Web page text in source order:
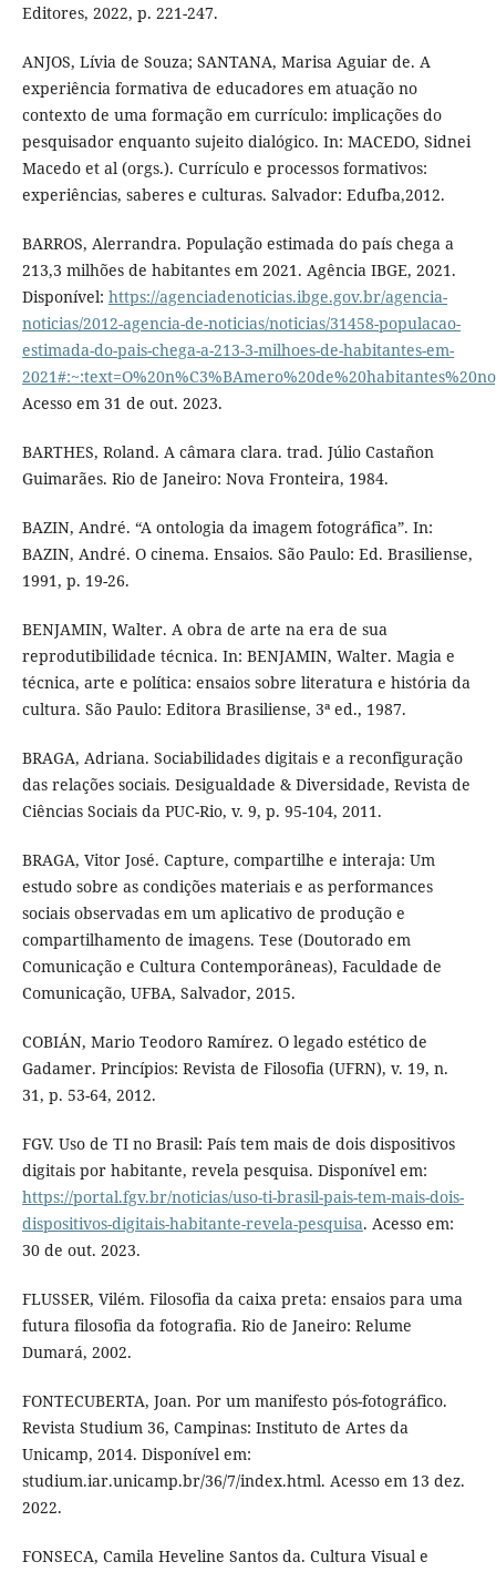
Editores, 2022, p. 221-247.
ANJOS, Lívia de Souza; SANTANA, Marisa Aguiar de. A
experiência formativa de educadores em atuação no
contexto de uma formação em currículo: implicações do
pesquisador enquanto sujeito dialógico. In: MACEDO, Sidnei
Macedo et al (orgs.). Currículo e processos formativos:
experiências, saberes e culturas. Salvador: Edufba,2012.
BARROS, Alerrandra. População estimada do país chega a
213,3 milhões de habitantes em 2021. Agência IBGE, 2021.
Disponível: https://agenciadenoticias.ibge.gov.br/agencia-
noticias/2012-agencia-de-noticias/noticias/31458-populacao-
estimada-do-pais-chega-a-213-3-milhoes-de-habitantes-em-
Acesso em 31 de out. 2023.
BARTHES, Roland. A câmara clara. trad. Júlio Castañon
Guimarães. Rio de Janeiro: Nova Fronteira, 1984.
BAZIN, André. “A ontologia da imagem fotográfica”. In:
BAZIN, André. O cinema. Ensaios. São Paulo: Ed. Brasiliense,
1991, p. 19-26.
BENJAMIN, Walter. A obra de arte na era de sua
reprodutibilidade técnica. In: BENJAMIN, Walter. Magia e
técnica, arte e política: ensaios sobre literatura e história da
cultura. São Paulo: Editora Brasiliense, 3ª ed., 1987.
BRAGA, Adriana. Sociabilidades digitais e a reconfiguração
das relações sociais. Desigualdade & Diversidade, Revista de
Ciências Sociais da PUC-Rio, v. 9, p. 95-104, 2011.
BRAGA, Vitor José. Capture, compartilhe e interaja: Um
estudo sobre as condições materiais e as performances
sociais observadas em um aplicativo de produção e
compartilhamento de imagens. Tese (Doutorado em
Comunicação e Cultura Contemporâneas), Faculdade de
Comunicação, UFBA, Salvador, 2015.
COBIÁN, Mario Teodoro Ramírez. O legado estético de
Gadamer. Princípios: Revista de Filosofia (UFRN), v. 19, n.
31, p. 53-64, 2012.
FGV. Uso de TI no Brasil: País tem mais de dois dispositivos
digitais por habitante, revela pesquisa. Disponível em:
https://portal.fgv.br/noticias/uso-ti-brasil-pais-tem-mais-dois-
dispositivos-digitais-habitante-revela-pesquisa. Acesso em:
30 de out. 2023.
FLUSSER, Vilém. Filosofia da caixa preta: ensaios para uma
futura filosofia da fotografia. Rio de Janeiro: Relume
Dumará, 2002.
FONTECUBERTA, Joan. Por um manifesto pós-fotográfico.
Revista Studium 36, Campinas: Instituto de Artes da
Unicamp, 2014. Disponível em:
studium.iar.unicamp.br/36/7/index.html. Acesso em 13 dez.
2022.
FONSECA, Camila Heveline Santos da. Cultura Visual e